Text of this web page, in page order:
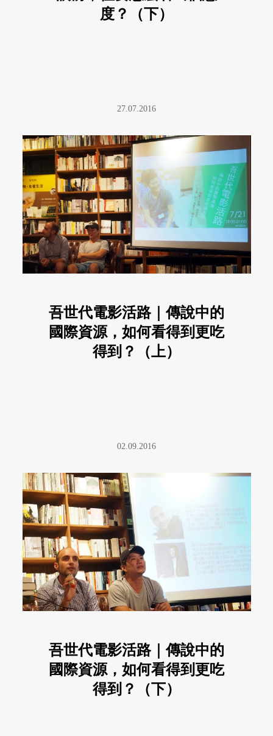
度？（下）
27.07.2016
吾世代電影活路｜傳說中的
國際資源，如何看得到更吃
得到？（上）
02.09.2016
吾世代電影活路｜傳說中的
國際資源，如何看得到更吃
得到？（下）